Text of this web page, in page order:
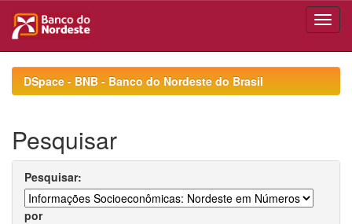
navigationDSpace - BNB - Banco do Nordeste do Brasil
Pesquisar
Pesquisar:
por